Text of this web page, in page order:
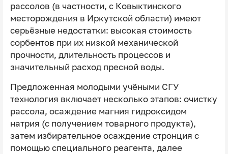
рассолов (в частности, с Ковыктинского
месторождения в Иркутской области) имеют
серьёзные недостатки: высокая стоимость
сорбентов при их низкой механической
прочности, длительность процессов и
значительный расход пресной воды.
Предложенная молодыми учёными СГУ
технология включает несколько этапов: очистку
рассола, осаждение магния гидроксидом
натрия (с получением товарного продукта),
затем избирательное осаждение стронция с
помощью специального реагента, далее